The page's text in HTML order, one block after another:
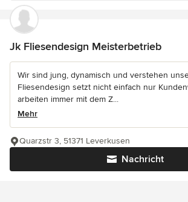
Jk Fliesendesign Meisterbetrieb
Wir sind jung, dynamisch und verstehen
Fliesendesign setzt nicht einfach nur
arbeiten immer mit dem Z...
Mehr
Nachricht
Quarzstr 3, 51371 Leverkusen